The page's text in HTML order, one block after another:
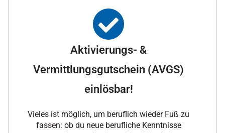
Aktivierungs- &
Vermittlungsgutschein (AVGS)
einlösbar!
Vieles ist möglich, um beruflich wieder Fuß zu
fassen: ob du neue berufliche Kenntnisse